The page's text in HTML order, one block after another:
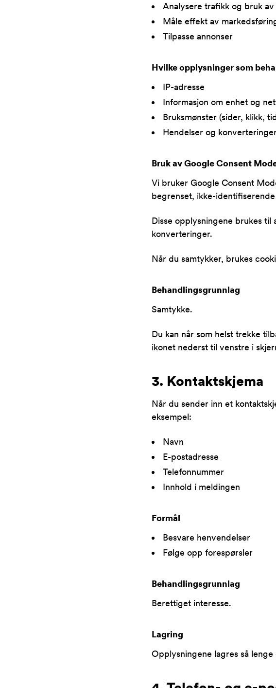
Analysere trafikk og bruk
Måle effekt av
Tilpasse annonser
Hvilke opplysninger som
IP-adresse
Informasjon om enhet og
Bruksmønster (sider, klikk,
Hendelser og
Bruk av Google Consent
Vi bruker Google Consent
begrenset, ikke-
Disse opplysningene brukes
konverteringer.
Når du samtykker, brukes
Behandlingsgrunnlag
Samtykke.
Du kan når som helst trekke
ikonet nederst til venstre i
3. Kontaktskjema
Når du sender inn et
eksempel:
Navn
E-postadresse
Telefonnummer
Innhold i meldingen
Formål
Besvare henvendelser
Følge opp forespørsler
Behandlingsgrunnlag
Berettiget interesse.
Lagring
Opplysningene lagres så